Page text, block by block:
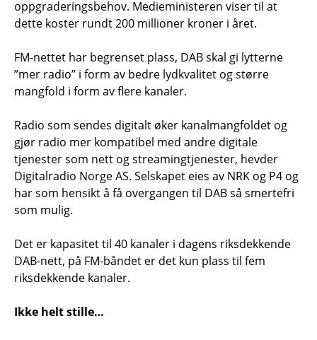
oppgraderingsbehov. Medieministeren viser til at
dette koster rundt 200 millioner kroner i året.
FM-nettet har begrenset plass, DAB skal gi lytterne
”mer radio” i form av bedre lydkvalitet og større
mangfold i form av flere kanaler.
Radio som sendes digitalt øker kanalmangfoldet og
gjør radio mer kompatibel med andre digitale
tjenester som nett og streamingtjenester, hevder
Digitalradio Norge AS. Selskapet eies av NRK og P4 og
har som hensikt å få overgangen til DAB så smertefri
som mulig.
Det er kapasitet til 40 kanaler i dagens riksdekkende
DAB-nett, på FM-båndet er det kun plass til fem
riksdekkende kanaler.
Ikke helt stille…